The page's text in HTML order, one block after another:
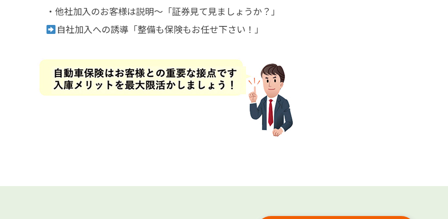
・他社加入のお客様は説明～「証券見て見ましょうか？」
自社加入への誘導「整備も保険もお任せ下さい！」